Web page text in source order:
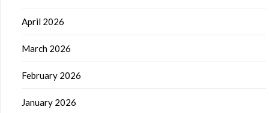
April 2026
March 2026
February 2026
January 2026